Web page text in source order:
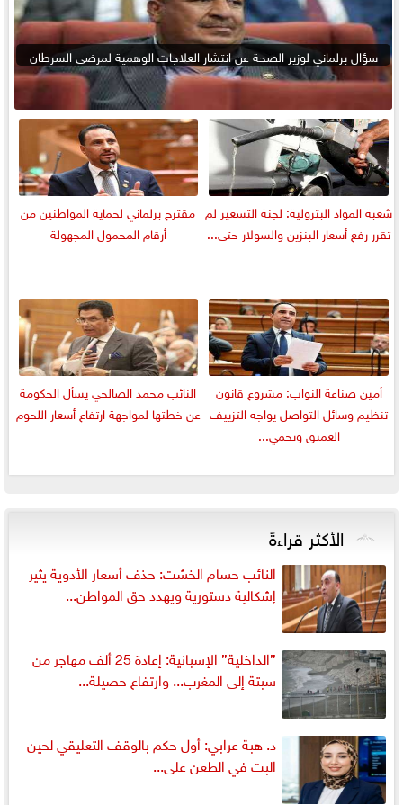
سؤال برلماني لوزير الصحة عن انتشار العلاجات الوهمية لمرضى السرطان
شعبة المواد البترولية: لجنة التسعير لم
تقرر رفع أسعار البنزين والسولار حتى...
مقترح برلماني لحماية المواطنين من
أرقام المحمول المجهولة
أمين صناعة النواب: مشروع قانون
تنظيم وسائل التواصل يواجه التزييف
العميق ويحمي...
النائب محمد الصالحي يسأل الحكومة
عن خطتها لمواجهة ارتفاع أسعار اللحوم
الأكثر قراءةً
النائب حسام الخشت: حذف أسعار الأدوية يثير
إشكالية دستورية ويهدد حق المواطن...
”الداخلية” الإسبانية: إعادة 25 ألف مهاجر من
سبتة إلى المغرب... وارتفاع حصيلة...
د. هبة عرابي: أول حكم بالوقف التعليقي لحين
البت في الطعن على...